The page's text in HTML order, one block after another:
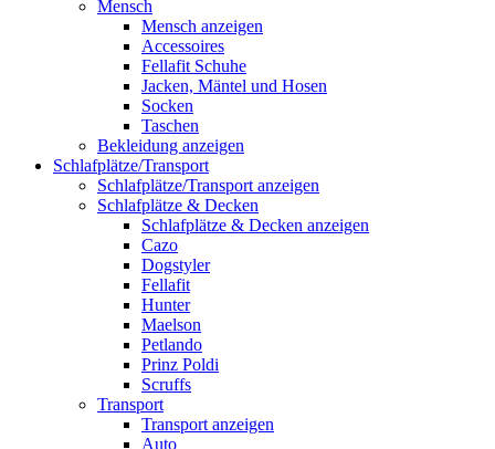
Mensch
Mensch anzeigen
Accessoires
Fellafit Schuhe
Jacken, Mäntel und Hosen
Socken
Taschen
Bekleidung anzeigen
Schlafplätze/Transport
Schlafplätze/Transport anzeigen
Schlafplätze & Decken
Schlafplätze & Decken anzeigen
Cazo
Dogstyler
Fellafit
Hunter
Maelson
Petlando
Prinz Poldi
Scruffs
Transport
Transport anzeigen
Auto